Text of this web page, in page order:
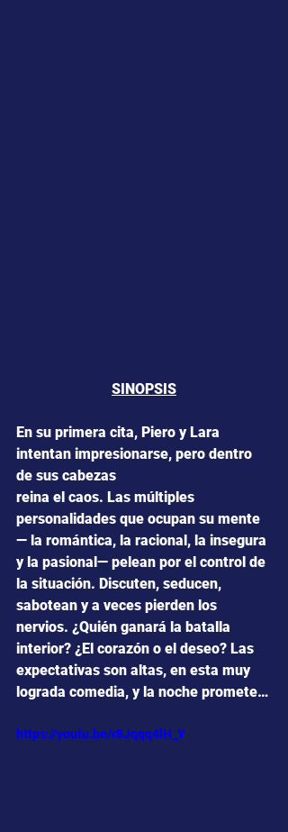
SINOPSIS
En su primera cita, Piero y Lara
intentan impresionarse, pero dentro
de sus cabezas
reina el caos. Las múltiples
personalidades que ocupan su mente
— la romántica, la racional, la insegura
y la pasional— pelean por el control de
la situación. Discuten, seducen,
sabotean y a veces pierden los
nervios. ¿Quién ganará la batalla
interior? ¿El corazón o el deseo? Las
expectativas son altas, en esta muy
lograda comedia, y la noche promete…
https://youtu.be/r8Jqqq4lH_Y